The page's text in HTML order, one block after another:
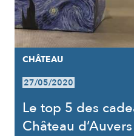
CHÂTEAU
27/05/2020
Le top 5 des
Château d’Auvers